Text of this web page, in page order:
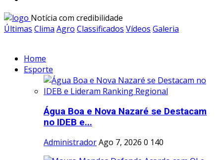
Notícia com credibilidade
Últimas Clima Agro Classificados Vídeos Galeria
Home
Esporte
Água Boa e Nova Nazaré se Destacam
no IDEB e...
AdministradorAgo 7, 2026 0 140